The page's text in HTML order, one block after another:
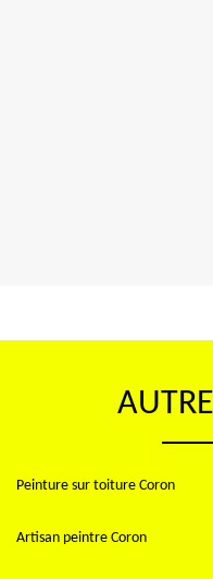
Peinture sur toiture Coron
Artisan peintre Coron